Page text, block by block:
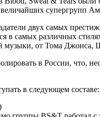
супергрупп
двух самых
в самых различных
музыки, от Тома Джонса,
в России,
в следующем составе: